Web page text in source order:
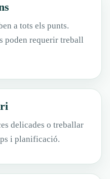
a tots els punts.
poden requerir treball
delicades o treballar
i planificació.